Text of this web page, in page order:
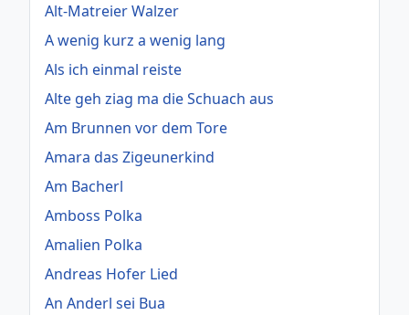
Alt-Matreier Walzer
A wenig kurz a wenig lang
Als ich einmal reiste
Alte geh ziag ma die Schuach aus
Am Brunnen vor dem Tore
Amara das Zigeunerkind
Am Bacherl
Amboss Polka
Amalien Polka
Andreas Hofer Lied
An Anderl sei Bua